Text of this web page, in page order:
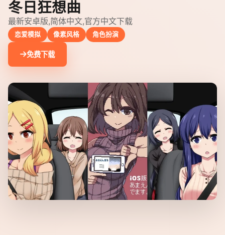
冬日狂想曲
最新安卓版,简体中文,官方中文下载
恋爱模拟 像素风格 角色扮演
免费下载